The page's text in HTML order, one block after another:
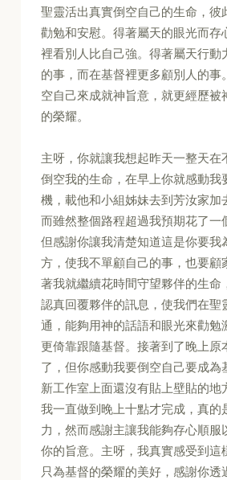
聖靈活出真實倒空自己的生命，彼
勸勉和安慰。得著屬天的眼光而存
裡看別人比自己強。得著屬天行動
的事，而在基督裡更多顧別人的事
空自己來成就神旨意，就更經歷被
的榮耀。
主呀，你就讓我想起昨天一整天在
倒空我的生命，在早上你就感動我
機，載他和小組姊妹去到芳汝家加
而雖然整個路程超過我預期花了一
但感謝你讓我清楚知道這是你要我
方，使我不單顧自己的事，也要顧
著我就繼續花時間守望夥伴的生命
認真回覆夥伴的訊息，使我們在聖
通，能夠用神的話語和眼光來勸勉
更倚靠跟隨基督。接著到了晚上原
了，但你感動我要倒空自己要成為
新工作室上面還沒有貼上壁貼的地
我一直做到晚上十點才完成，真的
力，然而感謝主讓我能夠存心順服
你的旨意。主呀，我真實感受到這
只為基督的榮耀的美好，感謝你透